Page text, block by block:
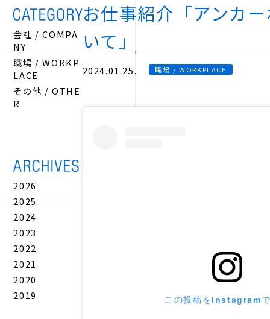
会社 / COMPA
NY
職場 / WORKP
LACE
その他 / OTHE
R
2026
2025
2024
2023
2022
2021
2020
2019
お仕事紹介「アンカ
いて」
2024.01.25. 職場 / WORKPLACE
この投稿をInstagram